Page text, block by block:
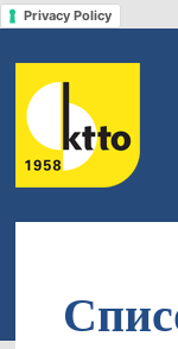
Privacy Policy